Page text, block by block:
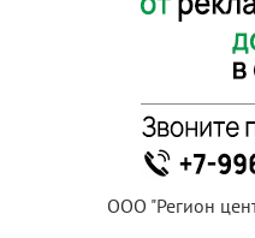
ООО "Регион